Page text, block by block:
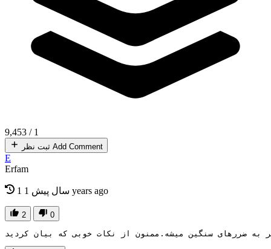
9,453 / 1
ثبت نظر Add Comment
E
Erfam
1 سال پیش 1 years ago
2 0
به ضررهای سنگین میشه.ممنون از نکات خوبی که بیان کردید